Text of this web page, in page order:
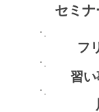
セミ
フ
習